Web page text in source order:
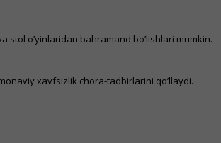
stol o’yinlaridan bahramand bo’lishlari mumkin.
xavfsizlik chora-tadbirlarini qo’llaydi.